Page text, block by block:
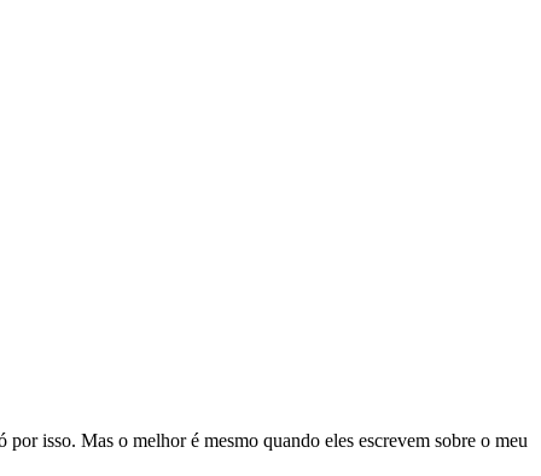
por isso. Mas o melhor é mesmo quando eles escrevem sobre o meu